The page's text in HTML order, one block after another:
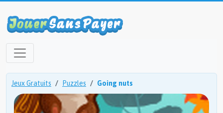
Jeux Gratuits Puzzles Going nuts